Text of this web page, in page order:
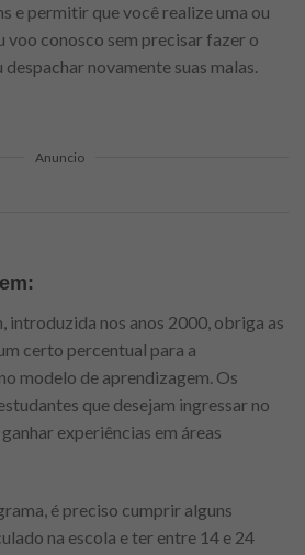
e permitir que você realize uma ou
voo conosco sem precisar fazer o
novamente suas malas.
Anuncio
introduzida nos anos 2000, obriga as
certo percentual para a
modelo de aprendizagem. Os
que desejam ingressar no
experiências em áreas
é preciso cumprir alguns
na escola e ter entre 14 e 24